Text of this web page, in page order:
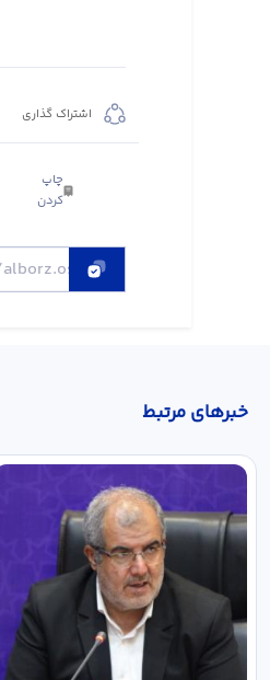
اشتراک گذاری
چاپ
کردن
خبر‌های مرتبط